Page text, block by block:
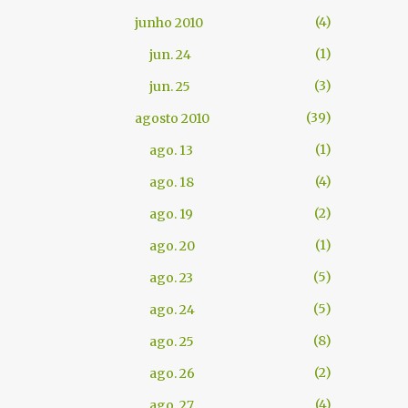
junho 2010
4
jun. 24
1
jun. 25
3
agosto 2010
39
ago. 13
1
ago. 18
4
ago. 19
2
ago. 20
1
ago. 23
5
ago. 24
5
ago. 25
8
ago. 26
2
4